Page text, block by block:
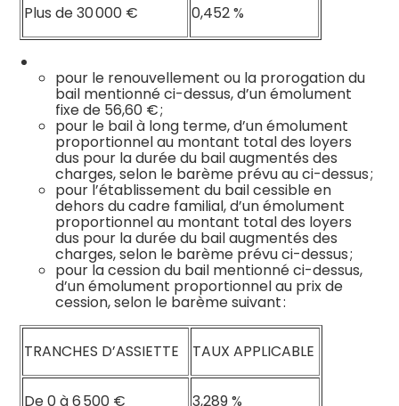
Plus de 30 000 € 0,452 %
pour le renouvellement ou la prorogation du
bail mentionné ci-dessus, d’un émolument
fixe de 56,60 € ;
pour le bail à long terme, d’un émolument
proportionnel au montant total des loyers
dus pour la durée du bail augmentés des
charges, selon le barème prévu au ci-dessus ;
pour l’établissement du bail cessible en
dehors du cadre familial, d’un émolument
proportionnel au montant total des loyers
dus pour la durée du bail augmentés des
charges, selon le barème prévu ci-dessus ;
pour la cession du bail mentionné ci-dessus,
d’un émolument proportionnel au prix de
cession, selon le barème suivant :
TRANCHES D’ASSIETTE TAUX APPLICABLE
De 0 à 6 500 € 3,289 %